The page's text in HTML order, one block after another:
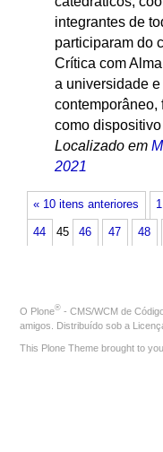
integrantes de
participaram do
Crítica com
a universidade
contemporâneo,
como
Localizado em
2021
« 10 itens anteriores 1
44 45 46 47 48
O Plone® - CMS/WCM de
amigos. Distribuído sob a
This Plone Theme brought to